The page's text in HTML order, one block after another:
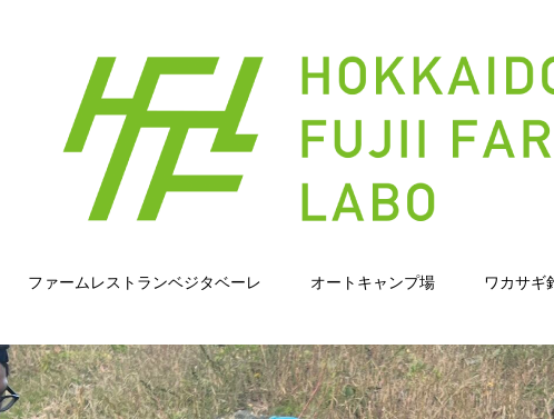
ファームレストランベジタベーレ オートキャンプ場 ワカサギ